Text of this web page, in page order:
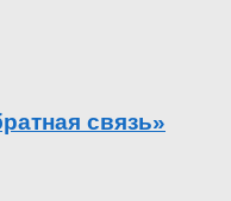
связь»